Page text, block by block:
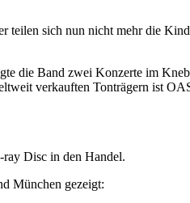
sich nun nicht mehr die
die Band zwei Konzerte im
verkauften Tonträgern ist
Disc in den Handel.
München gezeigt: